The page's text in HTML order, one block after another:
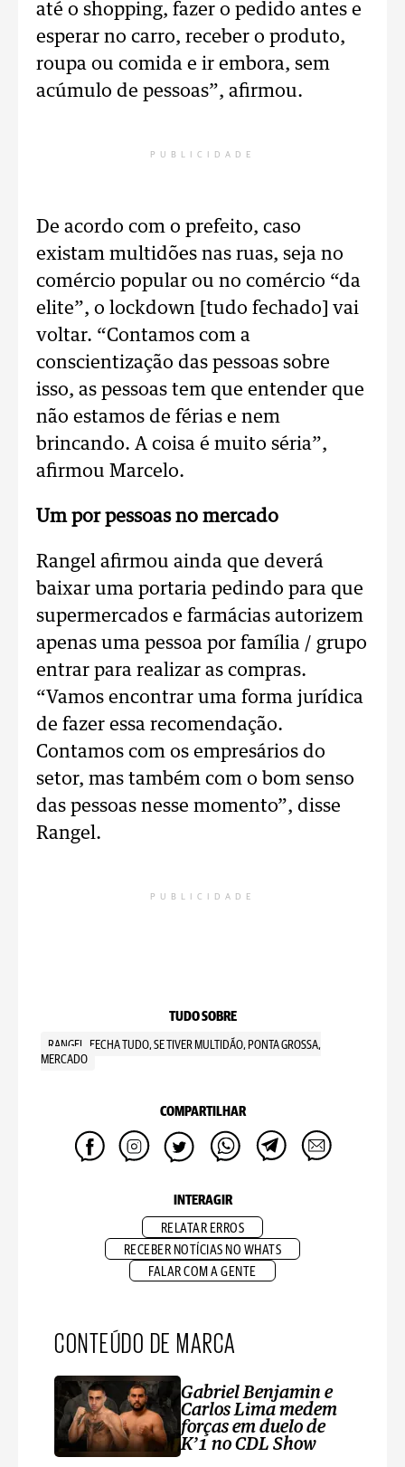
até o shopping, fazer o pedido antes e
esperar no carro, receber o produto,
roupa ou comida e ir embora, sem
acúmulo de pessoas”, afirmou.
PUBLICIDADE
De acordo com o prefeito, caso
existam multidões nas ruas, seja no
comércio popular ou no comércio “da
elite”, o lockdown [tudo fechado] vai
voltar. “Contamos com a
conscientização das pessoas sobre
isso, as pessoas tem que entender que
não estamos de férias e nem
brincando. A coisa é muito séria”,
afirmou Marcelo.
Um por pessoas no mercado
Rangel afirmou ainda que deverá
baixar uma portaria pedindo para que
supermercados e farmácias autorizem
apenas uma pessoa por família / grupo
entrar para realizar as compras.
“Vamos encontrar uma forma jurídica
de fazer essa recomendação.
Contamos com os empresários do
setor, mas também com o bom senso
das pessoas nesse momento”, disse
Rangel.
PUBLICIDADE
TUDO SOBRE
RANGEL, FECHA TUDO, SE TIVER MULTIDÃO, PONTA GROSSA,
MERCADO
COMPARTILHAR
INTERAGIR
RELATAR ERROS
RECEBER NOTÍCIAS NO WHATS
FALAR COM A GENTE
CONTEÚDO DE MARCA
Gabriel Benjamin e
Carlos Lima medem
forças em duelo de
K’1 no CDL Show